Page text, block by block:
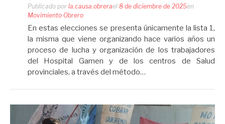
Publicado por la.causa.obrerael 8 de diciembre de 2025en
Movimiento Obrero
En estas elecciones se presenta únicamente la lista 1,
la misma que viene organizando hace varios años un
proceso de lucha y organización de los trabajadores
del Hospital Gamen y de los centros de Salud
provinciales, a través del método…